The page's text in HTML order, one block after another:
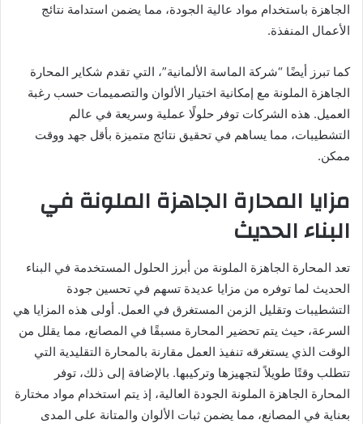
الجاهزة باستخدام مواد عالية الجودة، مما يضمن استدامة نتائج
الأعمال المنفذة.
كما تبرز أيضًا “شركة الماسة الألمانية”، التي تقدم شكاير المحارة
الجاهزة الملونة مع إمكانية اختيار الألوان والتصميمات حسب رغبة
العميل. هذه الشركات توفر حلولًا عملية وسريعة في عالم
التشطيبات، مما يساهم في تحقيق نتائج متميزة بأقل جهد ووقت
ممكن.
مزايا المحارة الجاهزة الملونة في
البناء الحديث
تعد المحارة الجاهزة الملونة من أبرز الحلول المستخدمة في البناء
الحديث لما توفره من مزايا عديدة تسهم في تحسين جودة
التشطيبات وتقليل الزمن المستغرق في العمل. أولى هذه المزايا هي
السرعة، حيث يتم تحضير المحارة مسبقًا في المصانع، مما يقلل من
الوقت الذي يستغرقه تنفيذ العمل مقارنة بالمحارة التقليدية التي
تتطلب وقتًا طويلاً لتجهيزها وتركيبها. بالإضافة إلى ذلك، توفر
المحارة الجاهزة الملونة الجودة العالية، إذ يتم استخدام مواد مختارة
بعناية في المصانع، مما يضمن ثبات الألوان والمتانة على المدى